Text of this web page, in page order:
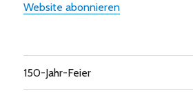
Website abonnieren
150-Jahr-Feier